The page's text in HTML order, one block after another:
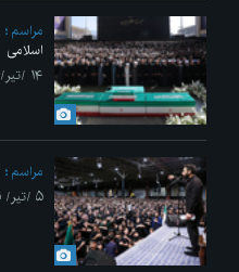
مراسم
اسلامی
۱۴ /تیر/ ۱۴۰۵
مراسم
۵ /تیر/ ۱۴۰۵